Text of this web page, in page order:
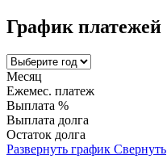
График платежей
Месяц
Ежемес. платеж
Выплата %
Выплата долга
Остаток долга
Развернуть график Свернуть